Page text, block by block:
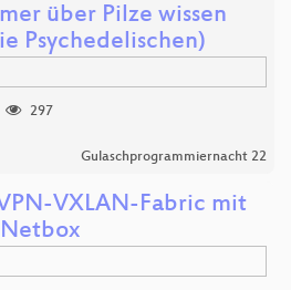
über Pilze wissen
Psychedelischen)
297
Gulaschprogrammiernacht 22
VXLAN-Fabric mit